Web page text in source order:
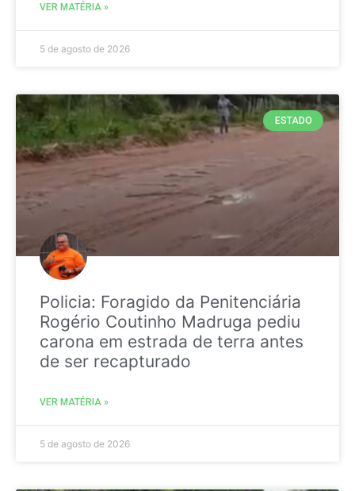
VER MATÉRIA »
5 de agosto de 2026
ESTADO
Policia: Foragido da Penitenciária
Rogério Coutinho Madruga pediu
carona em estrada de terra antes
de ser recapturado
VER MATÉRIA »
5 de agosto de 2026